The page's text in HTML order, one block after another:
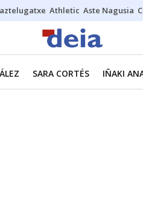
Athletic Aste Nagusia
SARA CORTÉS IÑAKI